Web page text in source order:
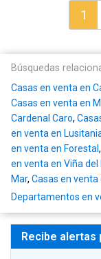
1
Búsquedas
Casas en venta en
Casas en venta en
Cardenal Caro,
en venta en
en venta en Forestal,
en venta en Viña del
Mar, Casas en venta
Departamentos en
Recibe alertas